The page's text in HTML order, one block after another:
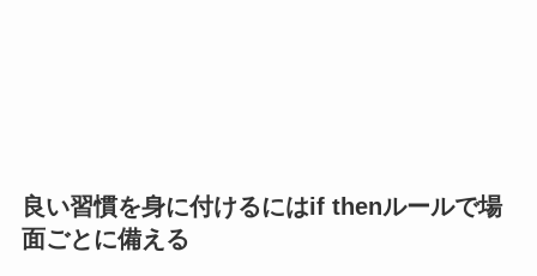
良い習慣を身に付けるにはif thenルールで場
面ごとに備える